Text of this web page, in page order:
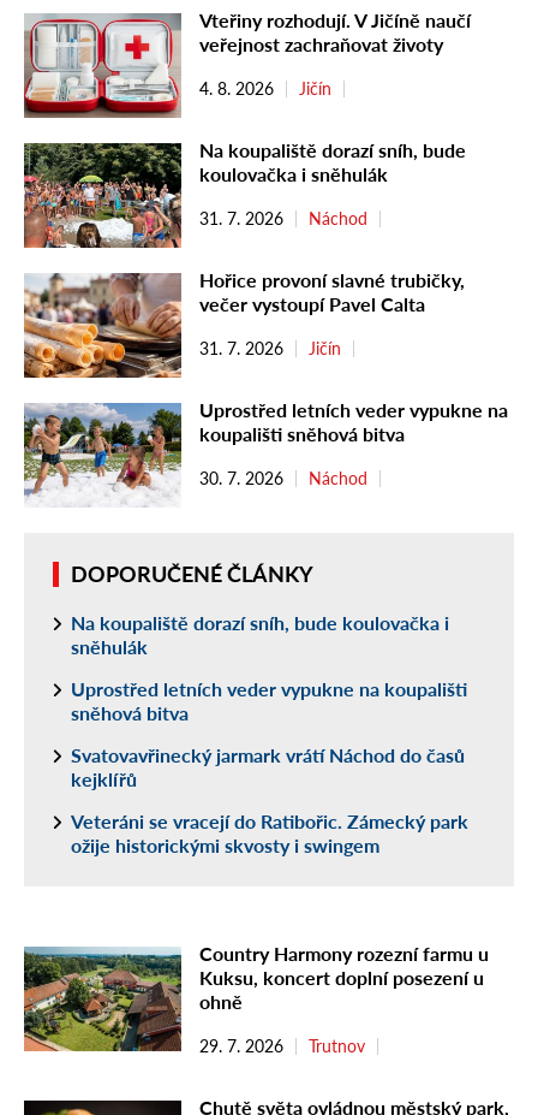
Vteřiny rozhodují. V Jičíně naučí
veřejnost zachraňovat životy
4. 8. 2026 Jičín
Na koupaliště dorazí sníh, bude
koulovačka i sněhulák
31. 7. 2026 Náchod
Hořice provoní slavné trubičky,
večer vystoupí Pavel Calta
31. 7. 2026 Jičín
Uprostřed letních veder vypukne na
koupališti sněhová bitva
30. 7. 2026 Náchod
DOPORUČENÉ ČLÁNKY
Na koupaliště dorazí sníh, bude koulovačka i
sněhulák
Uprostřed letních veder vypukne na koupališti
sněhová bitva
Svatovavřinecký jarmark vrátí Náchod do časů
kejklířů
Veteráni se vracejí do Ratibořic. Zámecký park
ožije historickými skvosty i swingem
Country Harmony rozezní farmu u
Kuksu, koncert doplní posezení u
ohně
29. 7. 2026 Trutnov
Chutě světa ovládnou městský park,